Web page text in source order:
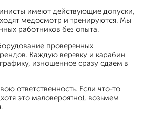
имеют действующие допуски,
медосмотр и тренируются. Мы
работников без опыта.
проверенных
Каждую веревку и карабин
изношенное сразу сдаем в
ответственность. Если что-то
это маловероятно), возьмем